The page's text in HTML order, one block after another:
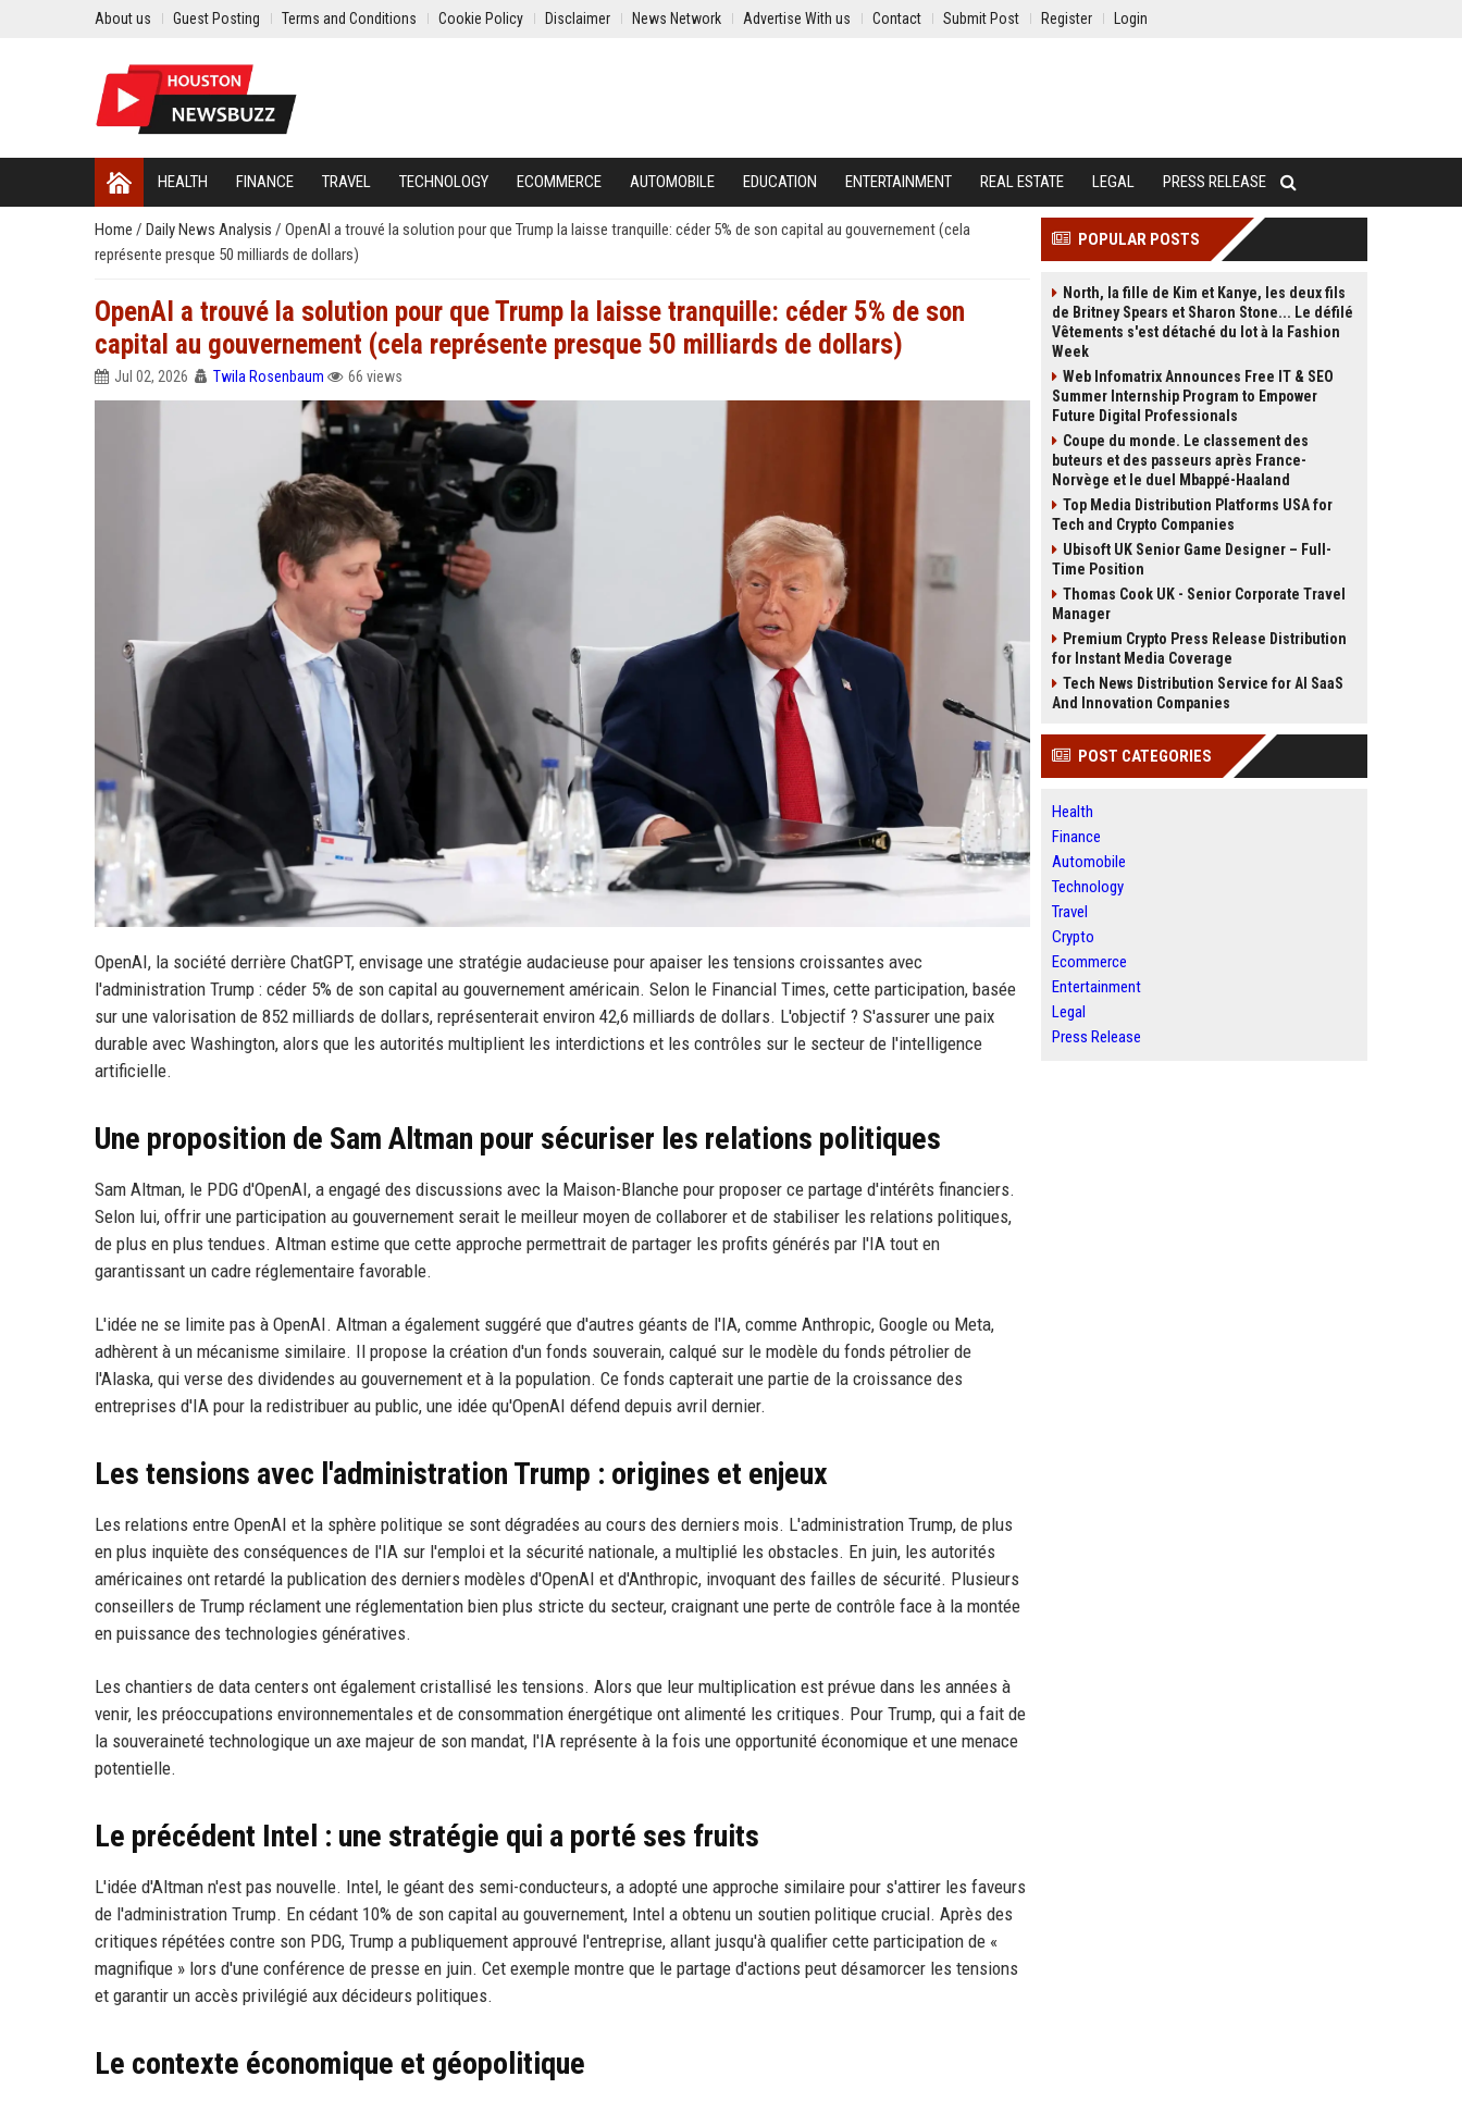
About us Guest Posting Terms and Conditions Cookie Policy Disclaimer News Network Advertise With us Contact Submit Post Register Login
HEALTH FINANCE TRAVEL TECHNOLOGY ECOMMERCE AUTOMOBILE EDUCATION ENTERTAINMENT REAL ESTATE LEGAL PRESS RELEASE
Home / Daily News Analysis / OpenAI a trouvé la solution pour que Trump la laisse tranquille: céder 5% de son capital au gouvernement (cela
représente presque 50 milliards de dollars)
OpenAI a trouvé la solution pour que Trump la laisse tranquille: céder 5% de son
capital au gouvernement (cela représente presque 50 milliards de dollars)
Jul 02, 2026 Twila Rosenbaum 66 views
OpenAI, la société derrière ChatGPT, envisage une stratégie audacieuse pour apaiser les tensions croissantes avec
l'administration Trump : céder 5% de son capital au gouvernement américain. Selon le Financial Times, cette participation, basée
sur une valorisation de 852 milliards de dollars, représenterait environ 42,6 milliards de dollars. L'objectif ? S'assurer une paix
durable avec Washington, alors que les autorités multiplient les interdictions et les contrôles sur le secteur de l'intelligence
artificielle.
Une proposition de Sam Altman pour sécuriser les relations politiques
Sam Altman, le PDG d'OpenAI, a engagé des discussions avec la Maison-Blanche pour proposer ce partage d'intérêts financiers.
Selon lui, offrir une participation au gouvernement serait le meilleur moyen de collaborer et de stabiliser les relations politiques,
de plus en plus tendues. Altman estime que cette approche permettrait de partager les profits générés par l'IA tout en
garantissant un cadre réglementaire favorable.
L'idée ne se limite pas à OpenAI. Altman a également suggéré que d'autres géants de l'IA, comme Anthropic, Google ou Meta,
adhèrent à un mécanisme similaire. Il propose la création d'un fonds souverain, calqué sur le modèle du fonds pétrolier de
l'Alaska, qui verse des dividendes au gouvernement et à la population. Ce fonds capterait une partie de la croissance des
entreprises d'IA pour la redistribuer au public, une idée qu'OpenAI défend depuis avril dernier.
Les tensions avec l'administration Trump : origines et enjeux
Les relations entre OpenAI et la sphère politique se sont dégradées au cours des derniers mois. L'administration Trump, de plus
en plus inquiète des conséquences de l'IA sur l'emploi et la sécurité nationale, a multiplié les obstacles. En juin, les autorités
américaines ont retardé la publication des derniers modèles d'OpenAI et d'Anthropic, invoquant des failles de sécurité. Plusieurs
conseillers de Trump réclament une réglementation bien plus stricte du secteur, craignant une perte de contrôle face à la montée
en puissance des technologies génératives.
Les chantiers de data centers ont également cristallisé les tensions. Alors que leur multiplication est prévue dans les années à
venir, les préoccupations environnementales et de consommation énergétique ont alimenté les critiques. Pour Trump, qui a fait de
la souveraineté technologique un axe majeur de son mandat, l'IA représente à la fois une opportunité économique et une menace
potentielle.
Le précédent Intel : une stratégie qui a porté ses fruits
L'idée d'Altman n'est pas nouvelle. Intel, le géant des semi-conducteurs, a adopté une approche similaire pour s'attirer les faveurs
de l'administration Trump. En cédant 10% de son capital au gouvernement, Intel a obtenu un soutien politique crucial. Après des
critiques répétées contre son PDG, Trump a publiquement approuvé l'entreprise, allant jusqu'à qualifier cette participation de «
magnifique » lors d'une conférence de presse en juin. Cet exemple montre que le partage d'actions peut désamorcer les tensions
et garantir un accès privilégié aux décideurs politiques.
Le contexte économique et géopolitique
POPULAR POSTS
North, la fille de Kim et Kanye, les deux fils
de Britney Spears et Sharon Stone... Le défilé
Vêtements s'est détaché du lot à la Fashion
Week
Web Infomatrix Announces Free IT & SEO
Summer Internship Program to Empower
Future Digital Professionals
Coupe du monde. Le classement des
buteurs et des passeurs après France-
Norvège et le duel Mbappé-Haaland
Top Media Distribution Platforms USA for
Tech and Crypto Companies
Ubisoft UK Senior Game Designer – Full-
Time Position
Thomas Cook UK - Senior Corporate Travel
Manager
Premium Crypto Press Release Distribution
for Instant Media Coverage
Tech News Distribution Service for AI SaaS
And Innovation Companies
POST CATEGORIES
Health
Finance
Automobile
Technology
Travel
Crypto
Ecommerce
Entertainment
Legal
Press Release